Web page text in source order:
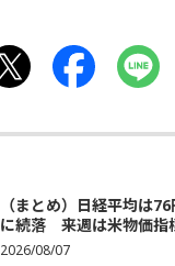
（まとめ）日経平均は
に続落 来週は米物価指
2026/08/07